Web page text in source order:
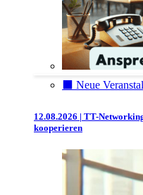
⬛️ Neue
12.08.2026 | TT-
kooperieren